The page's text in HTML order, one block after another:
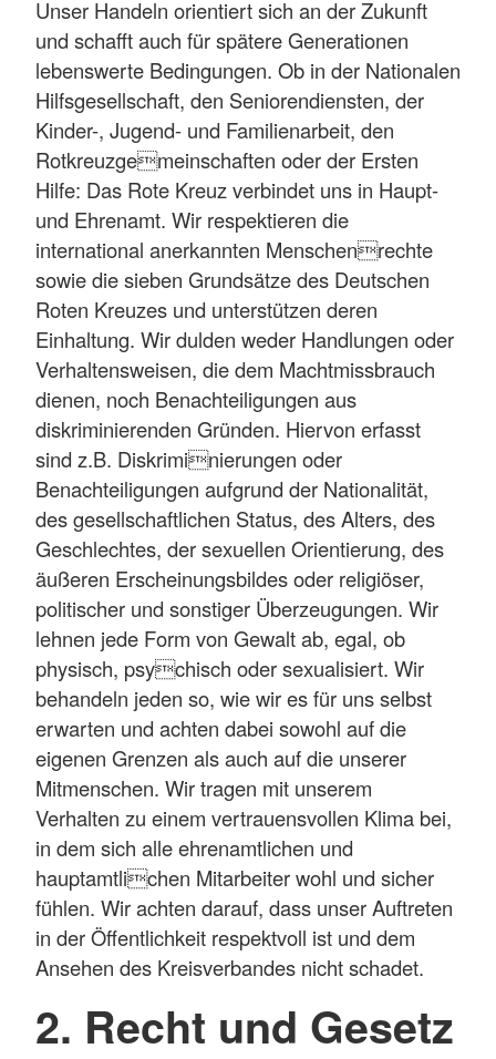
Unser Handeln orientiert sich an der Zukunft
und schafft auch für spätere Generationen
lebenswerte Bedingungen. Ob in der Nationalen
Hilfsgesellschaft, den Seniorendiensten, der
Kinder-, Jugend- und Familienarbeit, den
Rotkreuzgemeinschaften oder der Ersten
Hilfe: Das Rote Kreuz verbindet uns in Haupt-
und Ehrenamt. Wir respektieren die
international anerkannten Menschenrechte
sowie die sieben Grundsätze des Deutschen
Roten Kreuzes und unterstützen deren
Einhaltung. Wir dulden weder Handlungen oder
Verhaltensweisen, die dem Machtmissbrauch
dienen, noch Benachteiligungen aus
diskriminierenden Gründen. Hiervon erfasst
sind z.B. Diskriminierungen oder
Benachteiligungen aufgrund der Nationalität,
des gesellschaftlichen Status, des Alters, des
Geschlechtes, der sexuellen Orientierung, des
äußeren Erscheinungsbildes oder religiöser,
politischer und sonstiger Überzeugungen. Wir
lehnen jede Form von Gewalt ab, egal, ob
physisch, psychisch oder sexualisiert. Wir
behandeln jeden so, wie wir es für uns selbst
erwarten und achten dabei sowohl auf die
eigenen Grenzen als auch auf die unserer
Mitmenschen. Wir tragen mit unserem
Verhalten zu einem vertrauensvollen Klima bei,
in dem sich alle ehrenamtlichen und
hauptamtlichen Mitarbeiter wohl und sicher
fühlen. Wir achten darauf, dass unser Auftreten
in der Öffentlichkeit respektvoll ist und dem
Ansehen des Kreisverbandes nicht schadet.
2. Recht und Gesetz